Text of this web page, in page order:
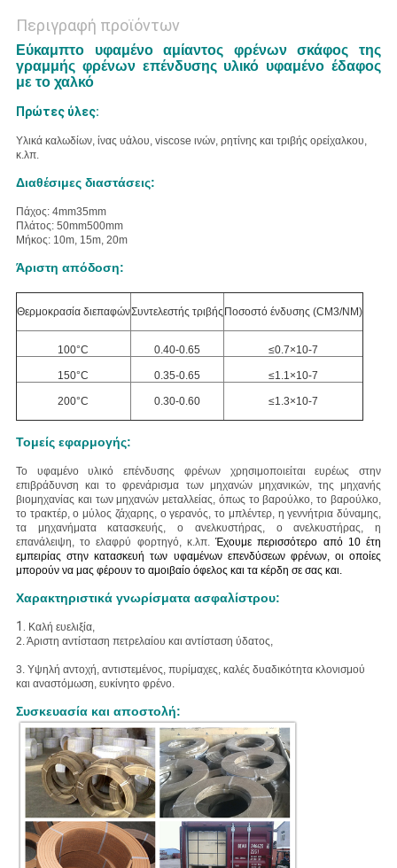
Περιγραφή προϊόντων
Εύκαμπτο υφαμένο αμίαντος φρένων σκάφος της
γραμμής φρένων επένδυσης υλικό υφαμένο έδαφος
με το χαλκό
Πρώτες ύλες:
Υλικάκαλωδίων, ίνας υάλου, viscose ινών, ρητίνης και τριβής ορείχαλκου,
κ.λπ.
Διαθέσιμες διαστάσεις:
Πάχος: 4mm35mm
Πλάτος: 50mm500mm
Μήκος: 10m, 15m, 20m
Άριστη απόδοση:
Θερμοκρασία διεπαφώνΣυντελεστής τριβής Ποσοστό ένδυσης (CM3/NM)
100°C 0.40-0.65 ≤0.7×10-7
150°C 0.35-0.65 ≤1.1×10-7
200°C 0.30-0.60 ≤1.3×10-7
Τομείς εφαρμογής:
Το υφαμένο υλικό επένδυσης φρένων χρησιμοποιείται ευρέως στην
επιβράδυνση και το φρενάρισμα των μηχανών μηχανικών, της μηχανής
βιομηχανίας και των μηχανών μεταλλείας, όπως το βαρούλκο, το βαρούλκο,
το τρακτέρ, ο μύλος ζάχαρης, ο γερανός, το μπλέντερ, η γεννήτρια δύναμης,
τα μηχανήματα κατασκευής, ο ανελκυστήρας, ο ανελκυστήρας, η
επανάλειψη, το ελαφρύ φορτηγό, κ.λπ.Έχουμε περισσότερο από 10 έτη
εμπειρίας στην κατασκευή των υφαμένων επενδύσεων φρένων, οι οποίες
μπορούν να μας φέρουν το αμοιβαίο όφελος και τα κέρδη σε σας και.
Χαρακτηριστικά γνωρίσματα ασφαλίστρου:
1. Καλή ευελιξία,
2. Άριστη αντίσταση πετρελαίου και αντίσταση ύδατος,
3. Υψηλή αντοχή, αντιστεμένος, πυρίμαχες, καλές δυαδικότητα κλονισμού
και αναστόμωση, ευκίνητο φρένο.
Συσκευασία και αποστολή: